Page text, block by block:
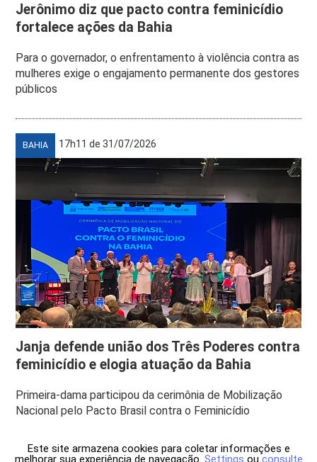
Jerônimo diz que pacto contra feminicídio
fortalece ações da Bahia
Para o governador, o enfrentamento à violência contra as
mulheres exige o engajamento permanente dos gestores
públicos
BAHIA 17h11 de 31/07/2026
Janja defende união dos Três Poderes contra
feminicídio e elogia atuação da Bahia
Primeira-dama participou da cerimônia de Mobilização
Nacional pelo Pacto Brasil contra o Feminicídio
Este site armazena cookies para coletar informações e
melhorar sua experiência de navegação. Settings ou consulte